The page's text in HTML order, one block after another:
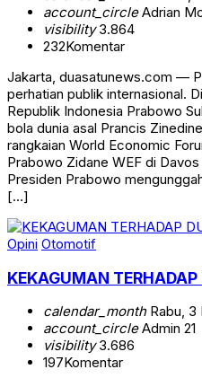
account_circleAdrian
visibility3.864
232Komentar
Jakarta, duasatunews.com —
perhatian publik internasional.
Republik Indonesia Prabowo
bola dunia asal Prancis
rangkaian World Economic
Prabowo Zidane WEF di
Presiden Prabowo
[…]
Opini Otomotif
KEKAGUMAN
calendar_monthRabu, 3
account_circleAdmin 21
visibility3.686
197Komentar